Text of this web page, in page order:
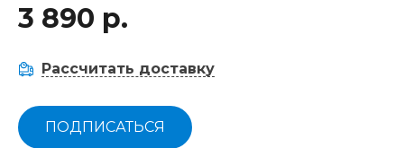
3 890 р.
Рассчитать доставку
ПОДПИСАТЬСЯ